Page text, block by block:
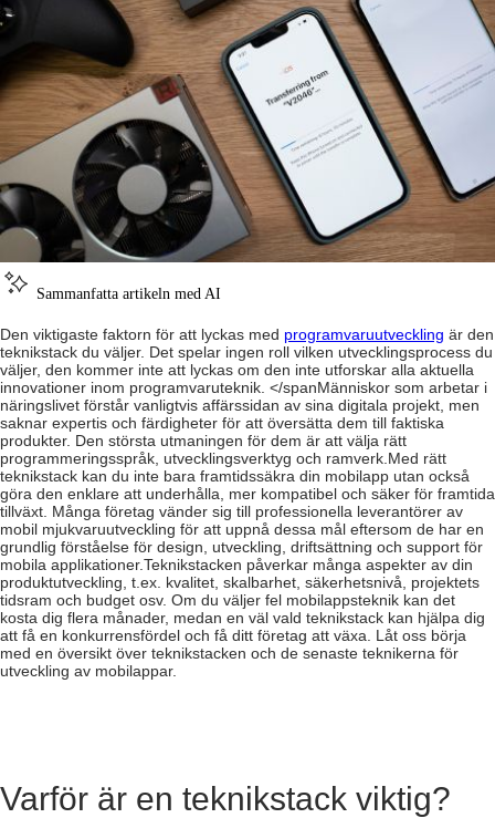
Sammanfatta artikeln med AI
Den viktigaste faktorn för att lyckas med programvaruutveckling är den
teknikstack du väljer. Det spelar ingen roll vilken utvecklingsprocess du
väljer, den kommer inte att lyckas om den inte utforskar alla aktuella
innovationer inom programvaruteknik. </spanMänniskor som arbetar i
näringslivet förstår vanligtvis affärssidan av sina digitala projekt, men
saknar expertis och färdigheter för att översätta dem till faktiska
produkter. Den största utmaningen för dem är att välja rätt
programmeringsspråk, utvecklingsverktyg och ramverk. Med rätt
teknikstack kan du inte bara framtidssäkra din mobilapp utan också
göra den enklare att underhålla, mer kompatibel och säker för framtida
tillväxt. Många företag vänder sig till professionella leverantörer av
mobil mjukvaruutveckling för att uppnå dessa mål eftersom de har en
grundlig förståelse för design, utveckling, driftsättning och support för
mobila applikationer.Teknikstacken påverkar många aspekter av din
produktutveckling, t.ex. kvalitet, skalbarhet, säkerhetsnivå, projektets
tidsram och budget osv. Om du väljer fel mobilappsteknik kan det
kosta dig flera månader, medan en väl vald teknikstack kan hjälpa dig
att få en konkurrensfördel och få ditt företag att växa. Låt oss börja
med en översikt över teknikstacken och de senaste teknikerna för
utveckling av mobilappar.
Varför är en teknikstack viktig?